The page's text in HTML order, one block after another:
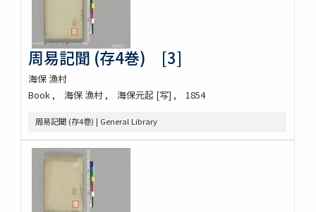
周易記聞 (存4巻) [3]
海保 漁村
Book
海保 漁村 海保元起 [写] 1854
周易記聞 (存4巻) | General Library